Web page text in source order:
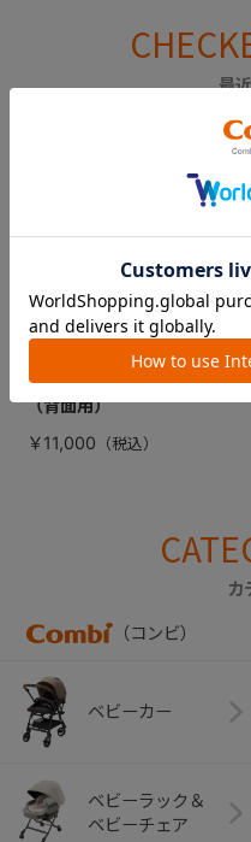
最
ジョイトリップ エ
ッグショック Ｓ
ＧＧ（トリノブラッ
ク） シートカバー
（背面用）
￥11,000
カ
（コンビ）
ベビーカー
ベビーラック＆
ベビーチェア